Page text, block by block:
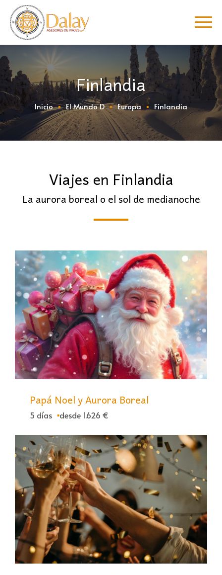
Finlandia
Inicio El Mundo D Europa Finlandia
Viajes en Finlandia
La aurora boreal o el sol de medianoche
Papá Noel y Aurora Boreal
5 días desde 1.626 €